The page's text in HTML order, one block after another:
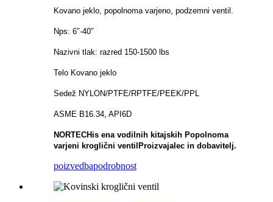
Kovano jeklo, popolnoma varjeno, podzemni ventil.
Nps: 6″-40″
Nazivni tlak: razred 150-1500 lbs
Telo Kovano jeklo
Sedež NYLON/PTFE/RPTFE/PEEK/PPL
ASME B16.34, API6D
NORTECHis ena vodilnih kitajskih Popolnoma
varjeni kroglični ventil Proizvajalec in dobavitelj.
poizvedbapodrobnost